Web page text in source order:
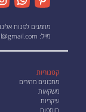
מוזמנים לפנות אלינו
מייל:
קטגוריות
מתכונים מהירים
משקאות
עיקריות
תוספות